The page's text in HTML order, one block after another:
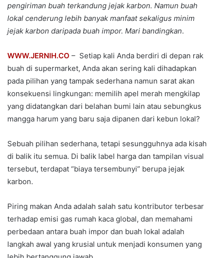
pengiriman buah terkandung jejak karbon. Namun buah
lokal cenderung lebih banyak manfaat sekaligus minim
jejak karbon daripada buah impor. Mari bandingkan.
WWW.JERNIH.CO – Setiap kali Anda berdiri di depan rak
buah di supermarket, Anda akan sering kali dihadapkan
pada pilihan yang tampak sederhana namun sarat akan
konsekuensi lingkungan: memilih apel merah mengkilap
yang didatangkan dari belahan bumi lain atau sebungkus
mangga harum yang baru saja dipanen dari kebun lokal?
Sebuah pilihan sederhana, tetapi sesungguhnya ada kisah
di balik itu semua. Di balik label harga dan tampilan visual
tersebut, terdapat “biaya tersembunyi” berupa jejak
karbon.
Piring makan Anda adalah salah satu kontributor terbesar
terhadap emisi gas rumah kaca global, dan memahami
perbedaan antara buah impor dan buah lokal adalah
langkah awal yang krusial untuk menjadi konsumen yang